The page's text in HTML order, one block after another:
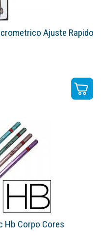
Ajuste Rapido
Hb Corpo Cores